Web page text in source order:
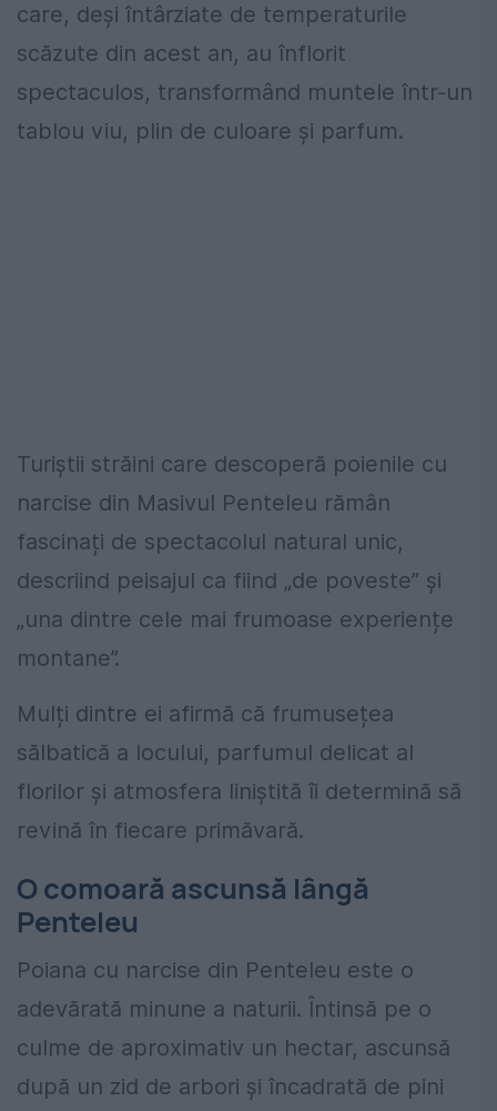
care, deși întârziate de temperaturile
scăzute din acest an, au înflorit
spectaculos, transformând muntele într-un
tablou viu, plin de culoare și parfum.
Turiștii străini care descoperă poienile cu
narcise din Masivul Penteleu rămân
fascinați de spectacolul natural unic,
descriind peisajul ca fiind „de poveste” și
„una dintre cele mai frumoase experiențe
montane”.
Mulți dintre ei afirmă că frumusețea
sălbatică a locului, parfumul delicat al
florilor și atmosfera liniștită îi determină să
revină în fiecare primăvară.
O comoară ascunsă lângă
Penteleu
Poiana cu narcise din Penteleu este o
adevărată minune a naturii. Întinsă pe o
culme de aproximativ un hectar, ascunsă
după un zid de arbori și încadrată de pini